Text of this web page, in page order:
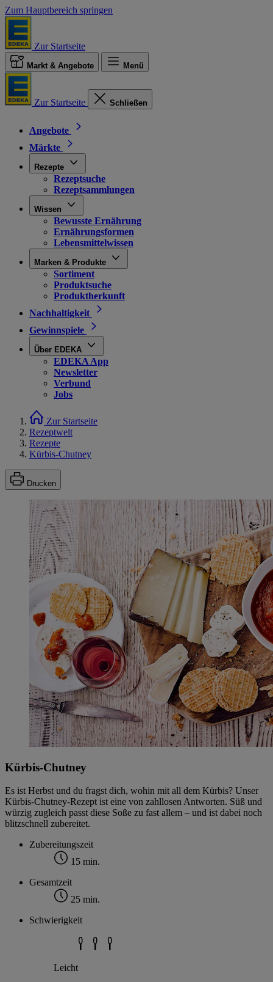
Zum Hauptbereich springen
Zur Startseite
Markt & Angebote Menü
Zur Startseite Schließen
Angebote
Märkte
Rezepte
Rezeptsuche
Rezeptsammlungen
Wissen
Bewusste Ernährung
Ernährungsformen
Lebensmittelwissen
Marken & Produkte
Sortiment
Produktsuche
Produktherkunft
Nachhaltigkeit
Gewinnspiele
Über EDEKA
EDEKA App
Newsletter
Verbund
Jobs
Zur Startseite
Rezeptwelt
Rezepte
Kürbis-Chutney
Drucken
Kürbis-Chutney
Es ist Herbst und du fragst dich, wohin mit all dem Kürbis? Unser
Kürbis-Chutney-Rezept ist eine von zahllosen Antworten. Süß und
würzig zugleich passt diese Soße zu fast allem – und ist dabei noch
blitzschnell zubereitet.
Zubereitungszeit
15 min.
Gesamtzeit
25 min.
Schwierigkeit
Leicht